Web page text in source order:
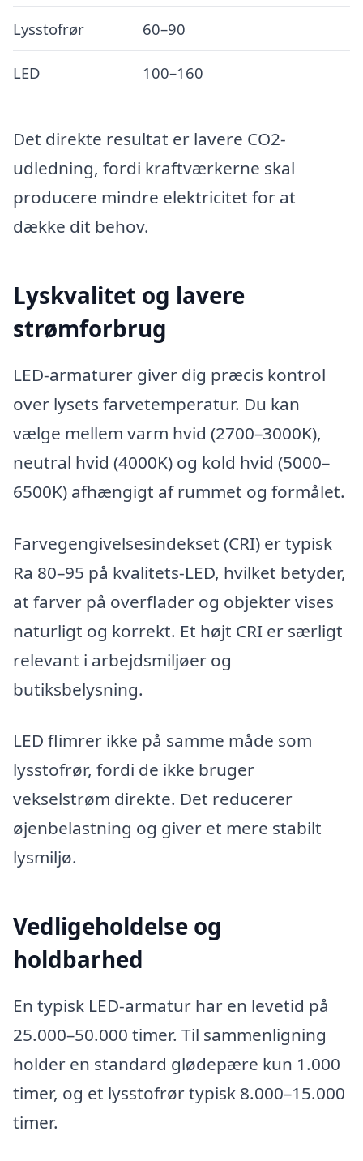
Lysstofrør 60–90
LED 100–160
Det direkte resultat er lavere CO2-
udledning, fordi kraftværkerne skal
producere mindre elektricitet for at
dække dit behov.
Lyskvalitet og lavere
strømforbrug
LED-armaturer giver dig præcis kontrol
over lysets farvetemperatur. Du kan
vælge mellem varm hvid (2700–3000K),
neutral hvid (4000K) og kold hvid (5000–
6500K) afhængigt af rummet og formålet.
Farvegengivelsesindekset (CRI) er typisk
Ra 80–95 på kvalitets-LED, hvilket betyder,
at farver på overflader og objekter vises
naturligt og korrekt. Et højt CRI er særligt
relevant i arbejdsmiljøer og
butiksbelysning.
LED flimrer ikke på samme måde som
lysstofrør, fordi de ikke bruger
vekselstrøm direkte. Det reducerer
øjenbelastning og giver et mere stabilt
lysmiljø.
Vedligeholdelse og
holdbarhed
En typisk LED-armatur har en levetid på
25.000–50.000 timer. Til sammenligning
holder en standard glødepære kun 1.000
timer, og et lysstofrør typisk 8.000–15.000
timer.